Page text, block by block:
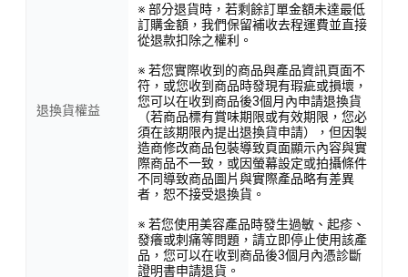
退換貨權益
※ 部分退貨時，若剩餘訂單金額未達最低
訂購金額，我們保留補收去程運費並直接
從退款扣除之權利。
※ 若您實際收到的商品與產品資訊頁面不
符，或您收到商品時發現有瑕疵或損壞，
您可以在收到商品後3個月內申請退換貨
（若商品標有賞味期限或有效期限，您必
須在該期限內提出退換貨申請），但因製
造商修改商品包裝導致頁面顯示內容與實
際商品不一致，或因螢幕設定或拍攝條件
不同導致商品圖片與實際產品略有差異
者，恕不接受退換貨。
※ 若您使用美容產品時發生過敏、起疹、
發癢或刺痛等問題，請立即停止使用該產
品，您可以在收到商品後3個月內憑診斷
證明書申請退貨。